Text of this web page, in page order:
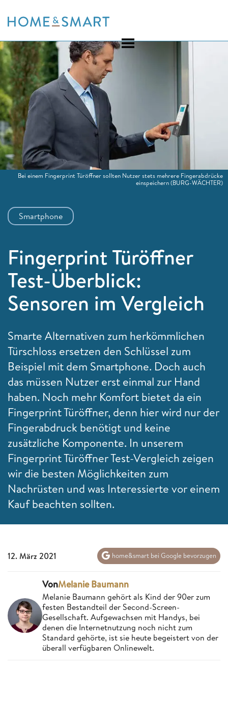
to
Smartphone
Fingerprint Türöffner
Test-Überblick:
Sensoren im Vergleich
Smarte Alternativen zum herkömmlichen
Türschloss ersetzen den Schlüssel zum
Beispiel mit dem Smartphone. Doch auch
das müssen Nutzer erst einmal zur Hand
haben. Noch mehr Komfort bietet da ein
Fingerprint Türöffner, denn hier wird nur der
Fingerabdruck benötigt und keine
zusätzliche Komponente. In unserem
Fingerprint Türöffner Test-Vergleich zeigen
wir die besten Möglichkeiten zum
Nachrüsten und was Interessierte vor einem
Kauf beachten sollten.
Bei einem Fingerprint Türöffner sollten Nutzer stets mehrere Fingerabdrücke
einspeichern(BURG-WÄCHTER)
12. März 2021 home&smart bei Google bevorzugen
VonMelanie Baumann
Melanie Baumann gehört als Kind der 90er zum
festen Bestandteil der Second-Screen-
Gesellschaft. Aufgewachsen mit Handys, bei
denen die Internetnutzung noch nicht zum
Standard gehörte, ist sie heute begeistert von der
überall verfügbaren Onlinewelt.